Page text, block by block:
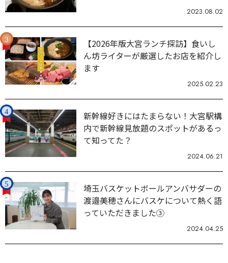
2023.08.02
【2026年版大宮ランチ探訪】食いし
ん坊ライターが厳選したお店を紹介し
ます
2025.02.23
新幹線好きにはたまらない！大宮駅構
内で新幹線見放題のスポットがあるっ
て知ってた？
2024.06.21
埼玉バスケットボールアンバサダーの
渡邉美穂さんにバスケについて熱く語
っていただきました③
2024.04.25